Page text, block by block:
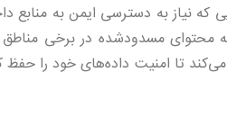
نیاز به دسترسی ایمن به منابع
تا امنیت داده‌های خود را حفظ